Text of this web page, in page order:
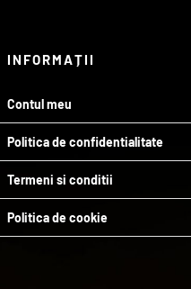
INFORMAȚII
Contul meu
Politica de confidentialitate
Termeni si conditii
Politica de cookie